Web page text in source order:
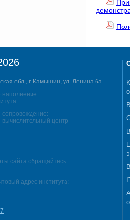
обл., г. Камышин, ул. Ленина 6а
центр
сайта обращайтесь:
адрес института: